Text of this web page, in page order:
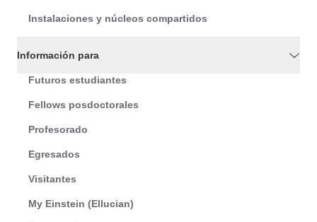
Instalaciones y núcleos compartidos
Información para
Futuros estudiantes
Fellows posdoctorales
Profesorado
Egresados
Visitantes
My Einstein (Ellucian)